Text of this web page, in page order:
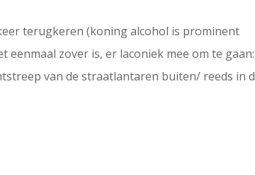
terugkeren (koning alcohol is prominent
eenmaal zover is, er laconiek mee om te gaan:
van de straatlantaren buiten/ reeds in